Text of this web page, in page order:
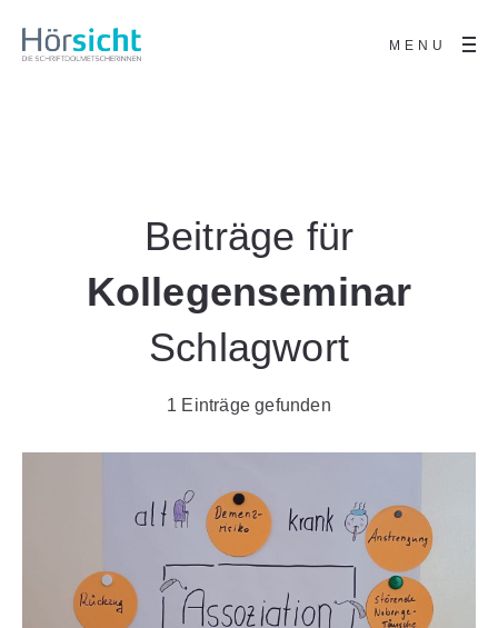
MENU
Beiträge für
Kollegenseminar
Schlagwort
1 Einträge gefunden